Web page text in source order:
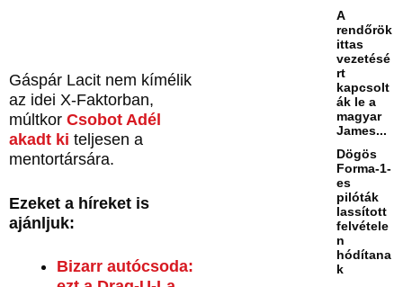
Gáspár Lacit nem kímélik
az idei X-Faktorban,
múltkor Csobot Adél
akadt ki teljesen a
mentortársára.
Ezeket a híreket is
ajánljuk:
Bizarr autócsoda:
A
rendőrök
ittas
vezetésé
rt
kapcsolt
ák le a
magyar
James...
Dögös
Forma-1-
es
pilóták
lassított
felvétele
n
hódítana
k